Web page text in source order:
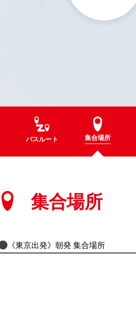
バスルート 集合場所
集合場所
《東京出発》朝発 集合場所